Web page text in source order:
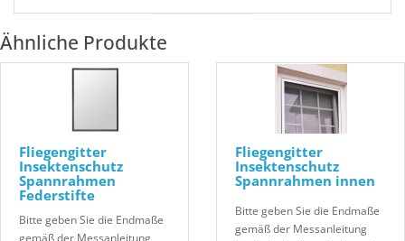
Ähnliche Produkte
Fliegengitter
Insektenschutz
Spannrahmen
Federstifte
Bitte geben Sie die Endmaße
Fliegengitter
Insektenschutz
Spannrahmen innen
Bitte geben Sie die Endmaße
gemäß der Messanleitung